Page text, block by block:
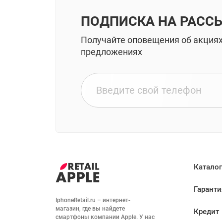
ПОДПИСКА НА
Получайте оповещения об
предложениях
IphoneRetail.ru – интернет-
магазин, где вы найдете
смартфоны компании Apple. У нас
Каталог
Кредит